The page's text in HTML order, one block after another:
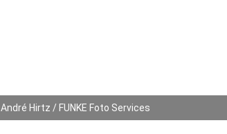
André Hirtz / FUNKE Foto Services